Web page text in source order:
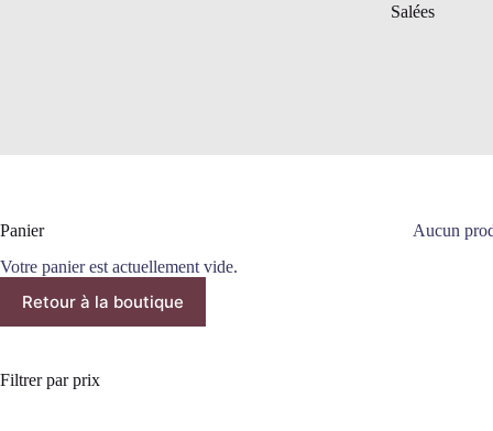
Salées
Aucun
Panier
Votre panier est actuellement vide.
Retour à la boutique
Filtrer par prix